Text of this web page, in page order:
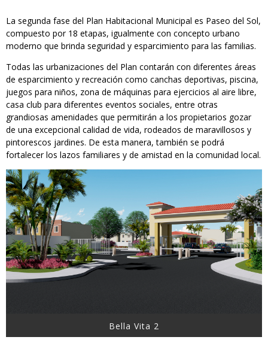
La segunda fase del Plan Habitacional Municipal es Paseo del Sol,
compuesto por 18 etapas, igualmente con concepto urbano
moderno que brinda seguridad y esparcimiento para las familias.
Todas las urbanizaciones del Plan contarán con diferentes áreas
de esparcimiento y recreación como canchas deportivas, piscina,
juegos para niños, zona de máquinas para ejercicios al aire libre,
casa club para diferentes eventos sociales, entre otras
grandiosas amenidades que permitirán a los propietarios gozar
de una excepcional calidad de vida, rodeados de maravillosos y
pintorescos jardines. De esta manera, también se podrá
fortalecer los lazos familiares y de amistad en la comunidad local.
Bella Vita 2